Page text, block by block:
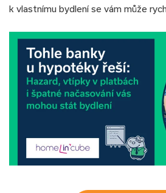
k vlastnímu bydlení se vám může